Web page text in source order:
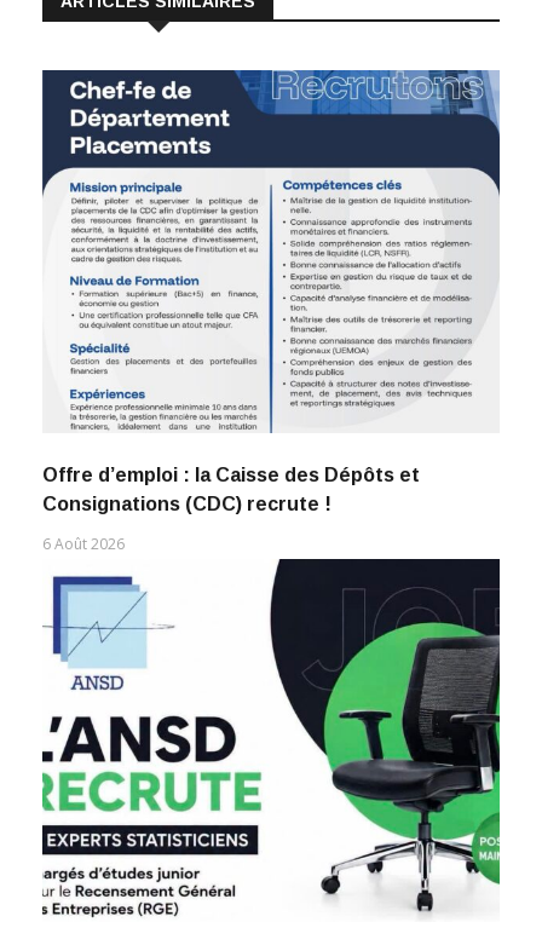
Offre d’emploi : la Caisse des Dépôts et
Consignations (CDC) recrute !
6 Août 2026